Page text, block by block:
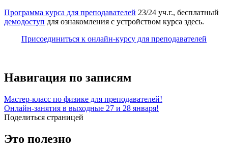
Программа курса для преподавателей 23/24 уч.г., бесплатный
демодоступ для ознакомления с устройством курса здесь.
Присоединиться к онлайн-курсу для преподавателей
Навигация по записям
Мастер-класс по физике для преподавателей!
Онлайн-занятия в выходные 27 и 28 января!
Поделиться страницей
Это полезно